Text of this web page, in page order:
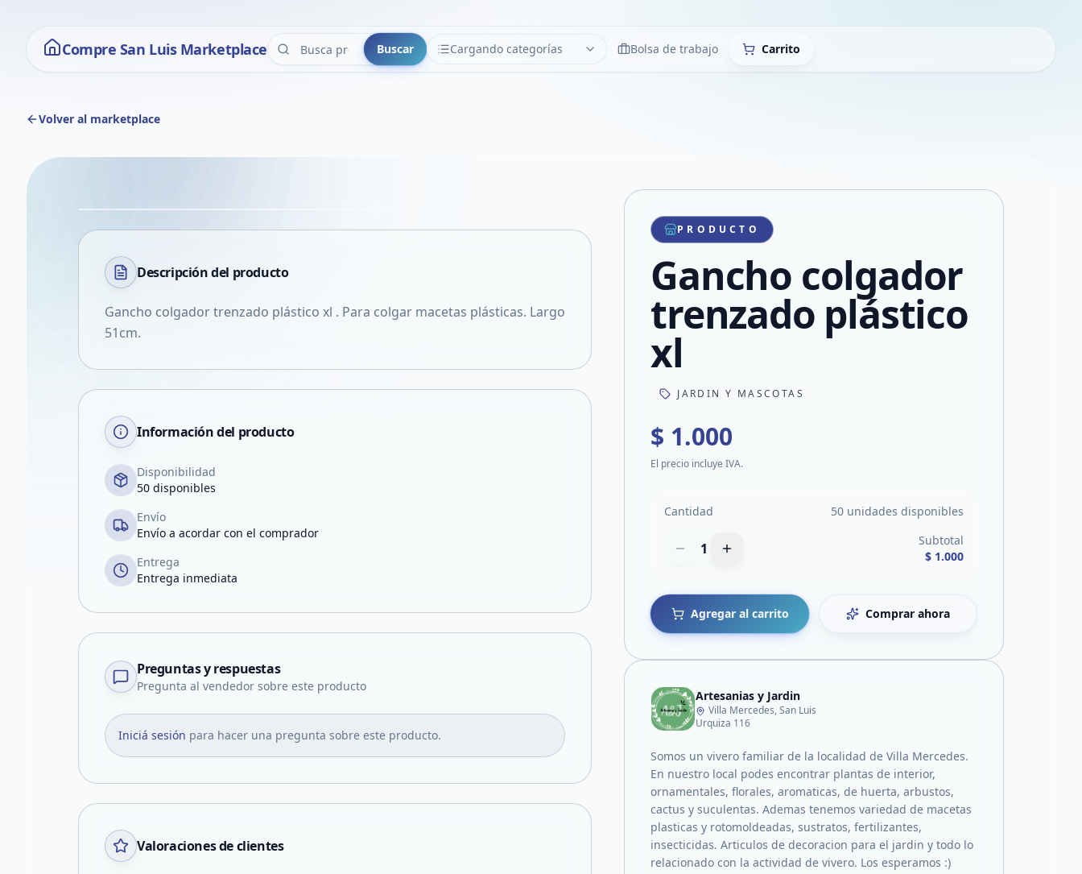
Compre San Luis Marketplace Buscar Cargando categorías
CATEGORÍAS LimpiarBolsa de trabajo Carrito
Volver al marketplace
VER EN PANTALLA COMPLETA
Compartir producto
Compartir por WhatsApp
Compartir por mail
Compartir en Facebook
Descripción del producto
Gancho colgador trenzado plástico xl . Para colgar macetas plásticas. Largo
51cm.
Información del producto
Disponibilidad
50 disponibles
Envío
Envío a acordar con el comprador
Entrega
Entrega inmediata
Preguntas y respuestas
Pregunta al vendedor sobre este producto
Iniciá sesión para hacer una pregunta sobre este producto.
Valoraciones de clientes
PRODUCTO
Gancho colgador
trenzado plástico
xl
JARDIN Y MASCOTAS
$ 1.000
El precio incluye IVA.
Cantidad 50 unidades disponibles
1
Subtotal
$ 1.000
Agregar al carrito Comprar ahora
Artesanias y Jardin
Villa Mercedes, San Luis
Urquiza 116
Somos un vivero familiar de la localidad de Villa Mercedes.
En nuestro local podes encontrar plantas de interior,
ornamentales, florales, aromaticas, de huerta, arbustos,
cactus y suculentas. Ademas tenemos variedad de macetas
plasticas y rotomoldeadas, sustratos, fertilizantes,
insecticidas. Articulos de decoracion para el jardin y todo lo
relacionado con la actividad de vivero. Los esperamos :)